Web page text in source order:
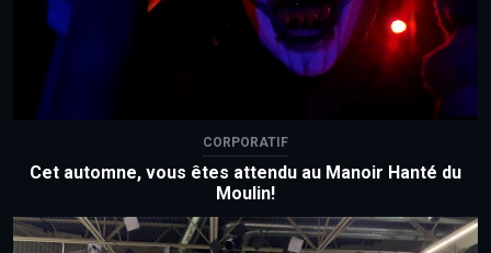
CORPORATIF
Cet automne, vous êtes attendu au Manoir Hanté du
Moulin!